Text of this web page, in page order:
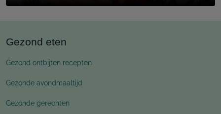
Gezond eten
Gezond ontbijten recepten
Gezonde avondmaaltijd
Gezonde gerechten